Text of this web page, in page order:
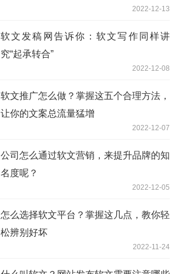
2022-12-13
软文发稿网告诉你：软文写作同样讲
究“起承转合”
2022-12-08
软文推广怎么做？掌握这五个合理方法，
让你的文案总流量猛增
2022-12-07
公司怎么通过软文营销，来提升品牌的知
名度呢？
2022-12-05
怎么选择软文平台？掌握这几点，教你轻
松辨别好坏
2022-11-24